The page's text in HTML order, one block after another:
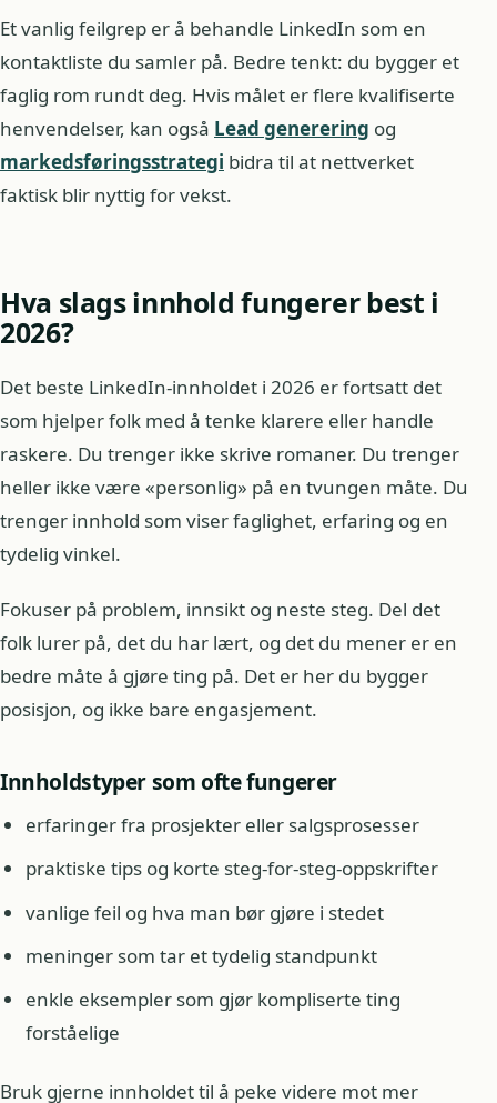
Et vanlig feilgrep er å behandle LinkedIn som en
kontaktliste du samler på. Bedre tenkt: du bygger et
faglig rom rundt deg. Hvis målet er flere kvalifiserte
henvendelser, kan også Lead generering og
markedsføringsstrategi bidra til at nettverket
faktisk blir nyttig for vekst.
Hva slags innhold fungerer best i
2026?
Det beste LinkedIn-innholdet i 2026 er fortsatt det
som hjelper folk med å tenke klarere eller handle
raskere. Du trenger ikke skrive romaner. Du trenger
heller ikke være «personlig» på en tvungen måte. Du
trenger innhold som viser faglighet, erfaring og en
tydelig vinkel.
Fokuser på problem, innsikt og neste steg. Del det
folk lurer på, det du har lært, og det du mener er en
bedre måte å gjøre ting på. Det er her du bygger
posisjon, og ikke bare engasjement.
Innholdstyper som ofte fungerer
erfaringer fra prosjekter eller salgsprosesser
praktiske tips og korte steg-for-steg-oppskrifter
vanlige feil og hva man bør gjøre i stedet
meninger som tar et tydelig standpunkt
enkle eksempler som gjør kompliserte ting
forståelige
Bruk gjerne innholdet til å peke videre mot mer